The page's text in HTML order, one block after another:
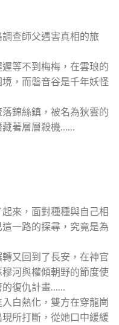
查師父遇害真相的旅
等不到梅梅，在雲琅的
，而磐音谷是千年妖怪
錦絲鎮，被名為狄雲的
藏著層層殺機……
來，面對種種與自己相
一路的探尋，究竟是為
又回到了長安，在神官
河與權傾朝野的節度使
的復仇計畫……
白熱化，雙方在穿龍崗
所打斷，從她口中緩緩